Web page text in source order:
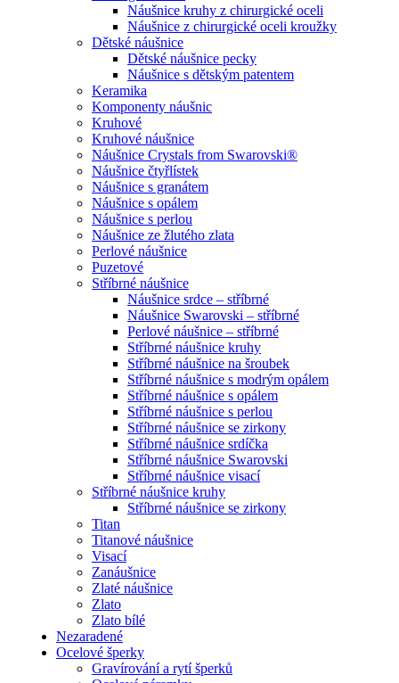
Náušnice kruhy z chirurgické oceli
Náušnice z chirurgické oceli kroužky
Dětské náušnice
Dětské náušnice pecky
Náušnice s dětským patentem
Keramika
Komponenty náušnic
Kruhové
Kruhové náušnice
Náušnice Crystals from Swarovski®
Náušnice čtyřlístek
Náušnice s granátem
Náušnice s opálem
Náušnice s perlou
Náušnice ze žlutého zlata
Perlové náušnice
Puzetové
Stříbrné náušnice
Náušnice srdce – stříbrné
Náušnice Swarovski – stříbrné
Perlové náušnice – stříbrné
Stříbrné náušnice kruhy
Stříbrné náušnice na šroubek
Stříbrné náušnice s modrým opálem
Stříbrné náušnice s opálem
Stříbrné náušnice s perlou
Stříbrné náušnice se zirkony
Stříbrné náušnice srdíčka
Stříbrné náušnice Swarovski
Stříbrné náušnice visací
Stříbrné náušnice kruhy
Stříbrné náušnice se zirkony
Titan
Titanové náušnice
Visací
Zanáušnice
Zlaté náušnice
Zlato
Zlato bílé
Nezaradené
Ocelové šperky
Gravírování a rytí šperků